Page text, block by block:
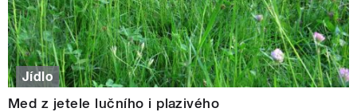
Jídlo
Med z jetele lučního i plazivého